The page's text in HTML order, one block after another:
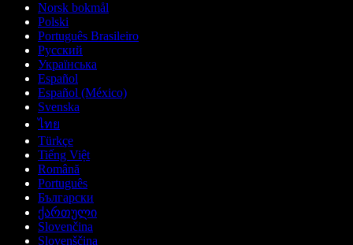
Norsk bokmål
Polski
Português Brasileiro
Русский
Українська
Español
Español (México)
Svenska
ไทย
Türkçe
Tiếng Việt
Română
Português
Български
ქართული
Slovenčina
Slovenščina